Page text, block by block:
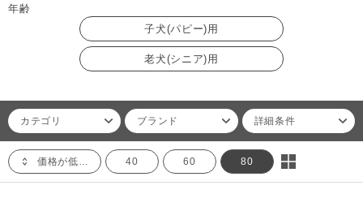
年齢
子犬(パピー)用
老犬(シニア)用
カテゴリ ブランド 詳細条件
価格が低い順 40 60 80